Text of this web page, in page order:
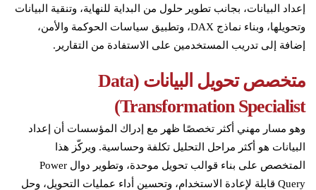
إعداد البيانات، بجانب تطوير حلول من البداية للنهاية، وتنقية البيانات
وتحويلها، وبناء نماذج DAX، وتطبيق سياسات الحوكمة والأمن،
إضافة إلى تدريب المستخدمين على الاستفادة من التقارير.
متخصص تحويل البيانات (Data
Transformation Specialist)
وهو مسار مهني أكثر تخصصًا ظهر مع إدراك المؤسسات أن إعداد
البيانات هو أكثر مراحل التحليل تكلفة وحساسية. ويركّز هذا
المتخصص على بناء قوالب تحويل موحدة، وتطوير دوال Power
Query قابلة لإعادة الاستخدام، وتحسين أداء عمليات التحويل، وحل